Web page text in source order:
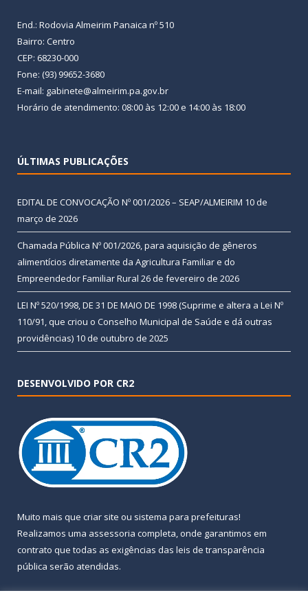
End.: Rodovia Almeirim Panaica nº 510
Bairro: Centro
CEP: 68230-000
Fone: (93) 99652-3680
E-mail: gabinete@almeirim.pa.gov.br
Horário de atendimento: 08:00 às 12:00 e 14:00 às 18:00
ÚLTIMAS PUBLICAÇÕES
EDITAL DE CONVOCAÇÃO Nº 001/2026 – SEAP/ALMEIRIM 10 de
março de 2026
Chamada Pública Nº 001/2026, para aquisição de gêneros
alimentícios diretamente da Agricultura Familiar e do
Empreendedor Familiar Rural 26 de fevereiro de 2026
LEI Nº 520/1998, DE 31 DE MAIO DE 1998 (Suprime e altera a Lei Nº
110/91, que criou o Conselho Municipal de Saúde e dá outras
providências) 10 de outubro de 2025
DESENVOLVIDO POR CR2
Muito mais que criar site ou sistema para prefeituras!
Realizamos uma assessoria completa, onde garantimos em
contrato que todas as exigências das leis de transparência
pública serão atendidas.